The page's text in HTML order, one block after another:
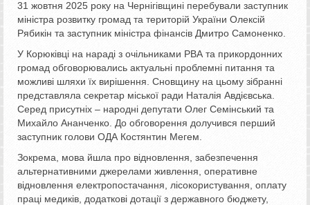
31 жовтня 2025 року на Чернігівщині перебували заступник
міністра розвитку громад та територій України Олексій
Рябикін та заступник міністра фінансів Дмитро Самоненко.
У Корюківці на нараді з очільниками РВА та прикордонних
громад обговорювались актуальні проблемні питання та
можливі шляхи їх вирішення. Сновщину на цьому зібранні
представляла секретар міської ради Наталія Авдієвська.
Серед присутніх – народні депутати Олег Семінський та
Михайло Ананченко. До обговорення долучився перший
заступник голови ОДА Костянтин Мегем.
Зокрема, мова йшла про відновлення, забезпечення
альтернативними джерелами живлення, оперативне
відновлення електропостачання, лісокористування, оплату
праці медиків, додаткові дотації з державного бюджету,